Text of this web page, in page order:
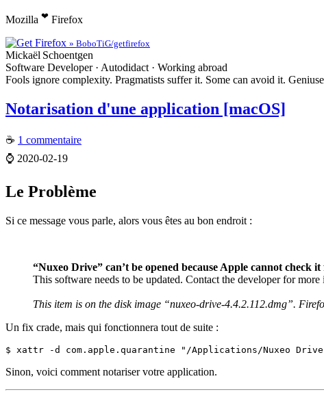
Mozilla ❤ Firefox
» BoboTiG/getfirefox
Mickaël Schoentgen
Software Developer · Autodidact · Working abroad
Fools ignore complexity. Pragmatists suffer it. Some can avoid it.
Notarisation d'une application [macOS]
☕ 1 commentaire
⌚ 2020-02-19
Le Problème
Si ce message vous parle, alors vous êtes au bon endroit :
“Nuxeo Drive” can’t be opened because Apple cannot check
This software needs to be updated. Contact the developer for
This item is on the disk image “nuxeo-drive-4.4.2.112.dmg”.
Un fix crade, mais qui fonctionnera tout de suite :
$ xattr -d com.apple.quarantine "/Applications/Nuxeo
Sinon, voici comment notariser votre application.